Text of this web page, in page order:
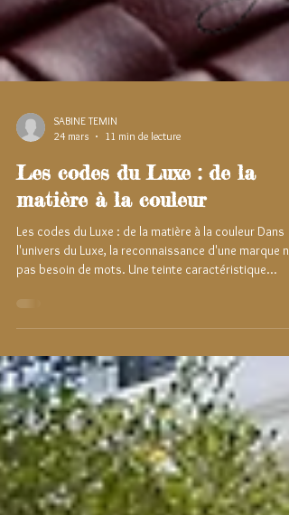
SABINE TEMIN
24 mars
11 min de lecture
Les codes du Luxe : de la
pas besoin de mots. Une teinte caractéristique
aperçue dans une vitrine, une texture effleurée du
des doigts, et l'identité d'une Maison s'imposent
d'elles-mêmes, sans qu'aucun nom n'ait été
C'est l'un des pouvoirs les plus précieux que puisse
détenir une marque : celui d'exister pleinement dans
l'imaginaire avant même d'être nommée.